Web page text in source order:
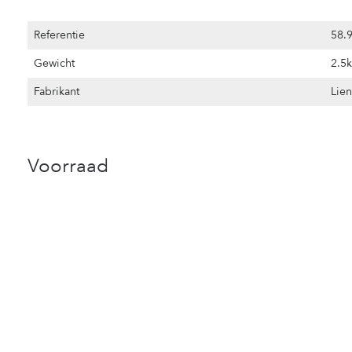
Referentie
Gewicht
Fabrikant
Voorraad